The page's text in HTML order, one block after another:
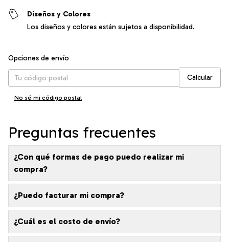
Diseños y Colores
Los diseños y colores están sujetos a disponibilidad.
Entregas para el CP:
Opciones de envío
Calcular
No sé mi código postal
Preguntas frecuentes
¿Con qué formas de pago puedo realizar mi
compra?
¿Puedo facturar mi compra?
¿Cuál es el costo de envío?